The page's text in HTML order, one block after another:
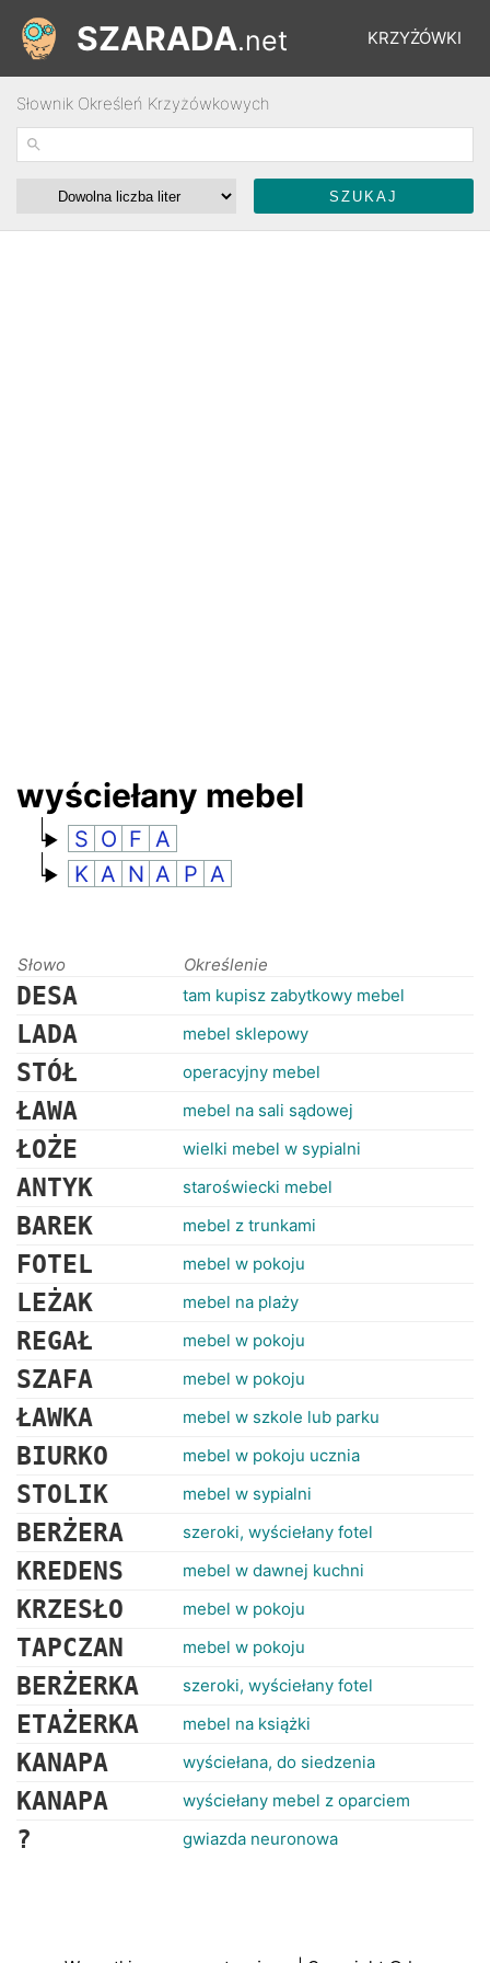
KRZYŻÓWKI
ŁAMIGŁÓWKI
SZARADA.net
Słownik Określeń Krzyżówkowych
wyściełany mebel
S O F A
K A N A P A
Słowo Określenie
DESA tam kupisz zabytkowy mebel
LADA mebel sklepowy
STÓŁ operacyjny mebel
ŁAWA mebel na sali sądowej
ŁOŻE wielki mebel w sypialni
ANTYK staroświecki mebel
BAREK mebel z trunkami
FOTEL mebel w pokoju
LEŻAK mebel na plaży
REGAŁ mebel w pokoju
SZAFA mebel w pokoju
ŁAWKA mebel w szkole lub parku
BIURKO mebel w pokoju ucznia
STOLIK mebel w sypialni
BERŻERA szeroki, wyściełany fotel
KREDENS mebel w dawnej kuchni
KRZESŁO mebel w pokoju
TAPCZAN mebel w pokoju
BERŻERKA szeroki, wyściełany fotel
ETAŻERKA mebel na książki
KANAPA wyściełana, do siedzenia
KANAPA wyściełany mebel z oparciem
? gwiazda neuronowa